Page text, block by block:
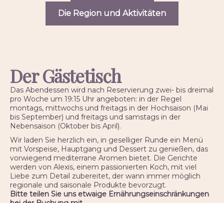
Die Region und Aktivitäten
Der Gästetisch
Das Abendessen wird nach Reservierung zwei- bis dreimal
pro Woche um 19:15 Uhr angeboten: in der Regel
montags, mittwochs und freitags in der Hochsaison (Mai
bis September) und freitags und samstags in der
Nebensaison (Oktober bis April).
Wir laden Sie herzlich ein, in geselliger Runde ein Menü
mit Vorspeise, Hauptgang und Dessert zu genießen, das
vorwiegend mediterrane Aromen bietet. Die Gerichte
werden von Alexis, einem passionierten Koch, mit viel
Liebe zum Detail zubereitet, der wann immer möglich
regionale und saisonale Produkte bevorzugt.
Bitte teilen Sie uns etwaige Ernährungseinschränkungen